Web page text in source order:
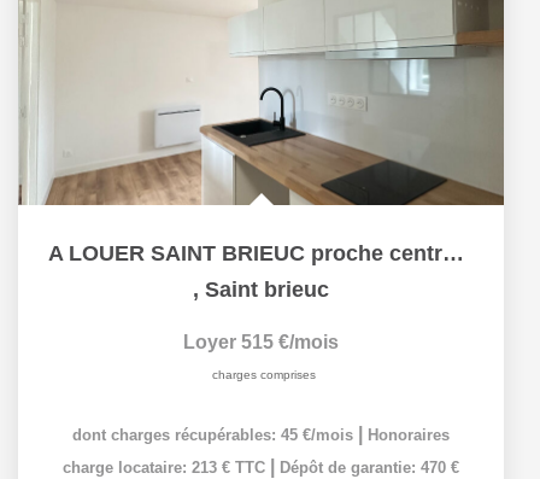
A LOUER SAINT BRIEUC proche centre - Appartement T1 bis
, Saint brieuc
Loyer 515 €/mois
charges comprises
dont charges récupérables: 45 €/mois
Honoraires
charge locataire: 213 € TTC
Dépôt de garantie: 470 €